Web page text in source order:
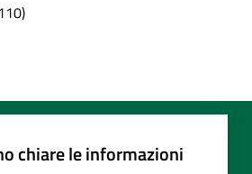
chiare le informazioni